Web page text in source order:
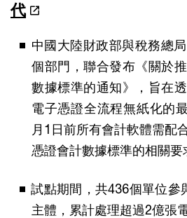
代
中國大陸財政部與稅務總
個部門，聯合發布《關於
數據標準的通知》，旨在
電子憑證全流程無紙化的
月1日前所有會計軟體需配
憑證會計數據標準的相關要
試點期間，共436個單位參
主體，累計處理超過2億張